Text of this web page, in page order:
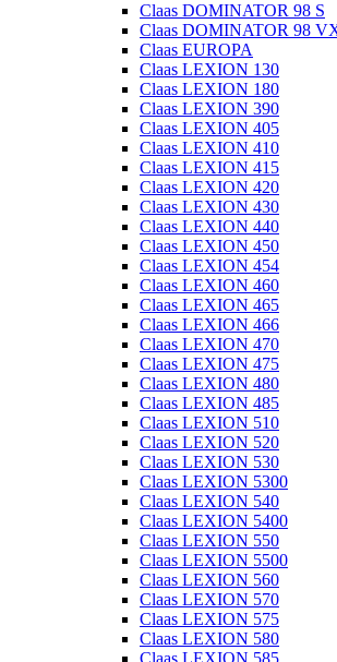
Claas DOMINATOR 98 S
Claas DOMINATOR 98
Claas EUROPA
Claas LEXION 130
Claas LEXION 180
Claas LEXION 390
Claas LEXION 405
Claas LEXION 410
Claas LEXION 415
Claas LEXION 420
Claas LEXION 430
Claas LEXION 440
Claas LEXION 450
Claas LEXION 454
Claas LEXION 460
Claas LEXION 465
Claas LEXION 466
Claas LEXION 470
Claas LEXION 475
Claas LEXION 480
Claas LEXION 485
Claas LEXION 510
Claas LEXION 520
Claas LEXION 530
Claas LEXION 5300
Claas LEXION 540
Claas LEXION 5400
Claas LEXION 550
Claas LEXION 5500
Claas LEXION 560
Claas LEXION 570
Claas LEXION 575
Claas LEXION 580
Claas LEXION 585